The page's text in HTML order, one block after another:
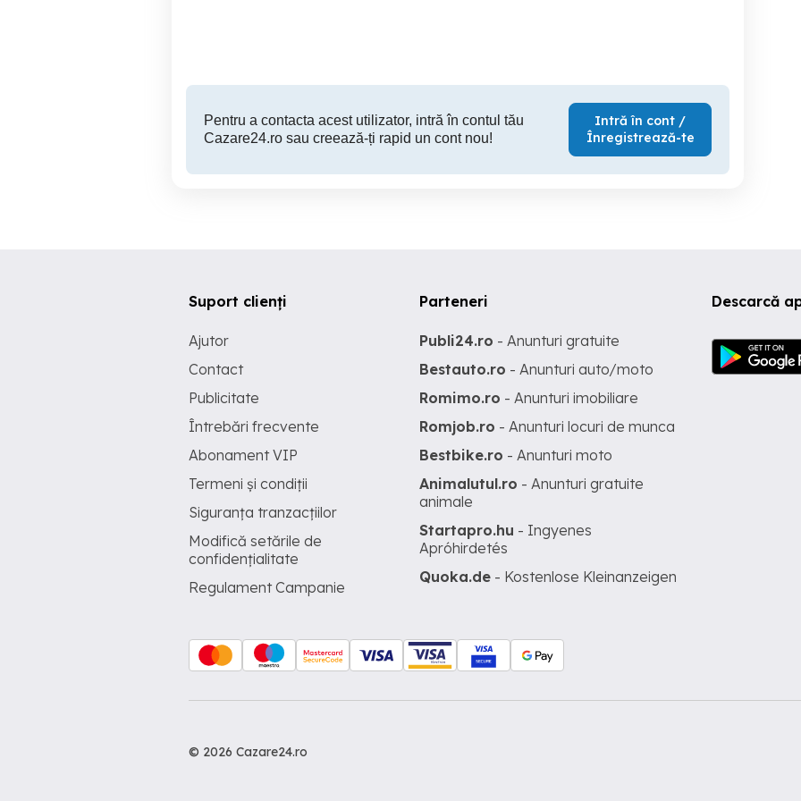
Pentru a contacta acest utilizator, intră în contul tău
Cazare24.ro sau creează-ți rapid un cont nou!
Intră în cont /
Înregistrează-te
Descarcă
Suport clienți
Ajutor
Contact
Publicitate
Întrebări frecvente
Abonament VIP
Termeni și condiții
Siguranța tranzacțiilor
Modifică setările de
confidențialitate
Regulament Campanie
Parteneri
Publi24.ro - Anunturi gratuite
Bestauto.ro - Anunturi auto/moto
Romimo.ro - Anunturi imobiliare
Romjob.ro - Anunturi locuri de munca
Bestbike.ro - Anunturi moto
Animalutul.ro - Anunturi gratuite
animale
Startapro.hu - Ingyenes
Apróhirdetés
Quoka.de - Kostenlose Kleinanzeigen
© 2026 Cazare24.ro